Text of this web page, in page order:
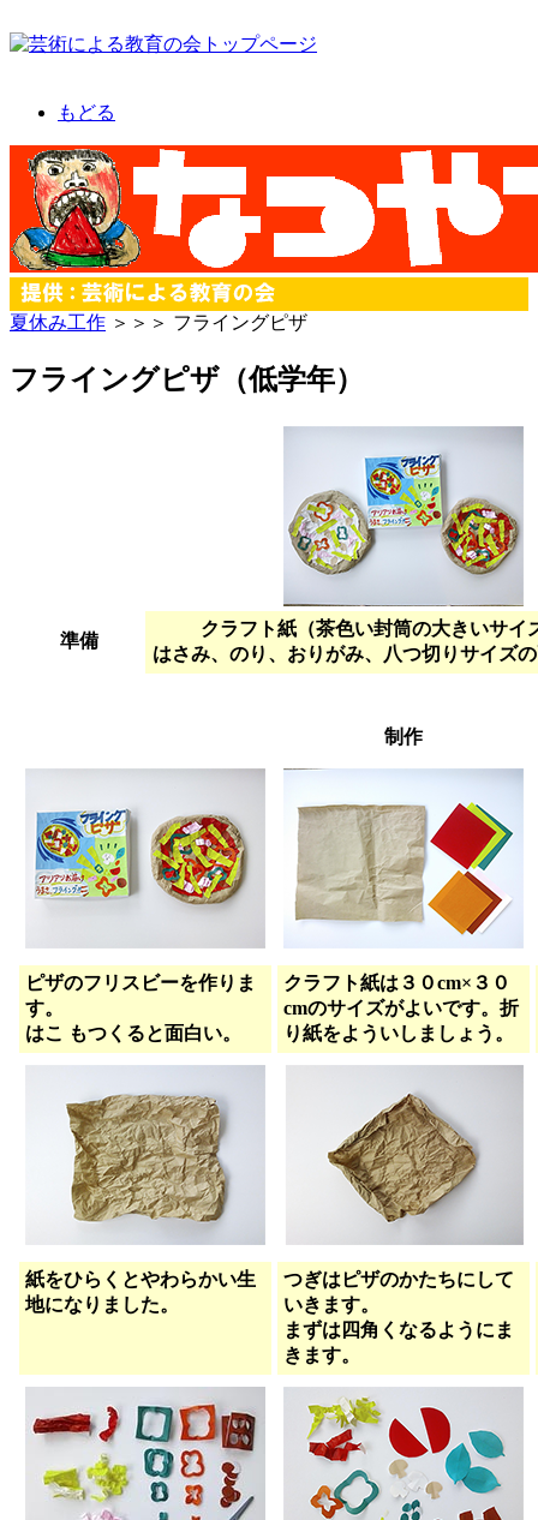
もどる
夏休み工作 ＞＞＞ フライングピザ
フライングピザ（低学年）
準備
クラフト紙（茶色い封筒の大きいサイ
はさみ、のり、おりがみ、八つ切りサイズ
制作
ピザのフリスビーを作りま
す。
はこ もつくると面白い。
クラフト紙は３０cm×３０
cmのサイズがよいです。折
り紙をよういしましょう。
紙をひらくとやわらかい生
地になりました。
つぎはピザのかたちにして
いきます。
まずは四角くなるようにま
きます。